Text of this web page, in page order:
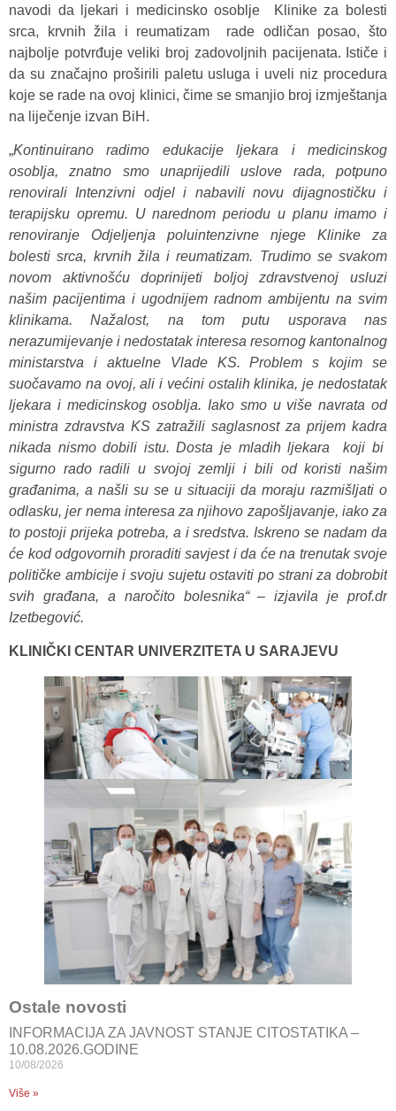
navodi da ljekari i medicinsko osoblje Klinike za bolesti
srca, krvnih žila i reumatizam rade odličan posao, što
najbolje potvrđuje veliki broj zadovoljnih pacijenata. Ističe i
da su značajno proširili paletu usluga i uveli niz procedura
koje se rade na ovoj klinici, čime se smanjio broj izmještanja
na liječenje izvan BiH.
„Kontinuirano radimo edukacije ljekara i medicinskog
osoblja, znatno smo unaprijedili uslove rada, potpuno
renovirali Intenzivni odjel i nabavili novu dijagnostičku i
terapijsku opremu. U narednom periodu u planu imamo i
renoviranje Odjeljenja poluintenzivne njege Klinike za
bolesti srca, krvnih žila i reumatizam. Trudimo se svakom
novom aktivnošću doprinijeti boljoj zdravstvenoj usluzi
našim pacijentima i ugodnijem radnom ambijentu na svim
klinikama. Nažalost, na tom putu usporava nas
nerazumijevanje i nedostatak interesa resornog kantonalnog
ministarstva i aktuelne Vlade KS. Problem s kojim se
suočavamo na ovoj, ali i većini ostalih klinika, je nedostatak
ljekara i medicinskog osoblja. Iako smo u više navrata od
ministra zdravstva KS zatražili saglasnost za prijem kadra
nikada nismo dobili istu. Dosta je mladih ljekara koji bi
sigurno rado radili u svojoj zemlji i bili od koristi našim
građanima, a našli su se u situaciji da moraju razmišljati o
odlasku, jer nema interesa za njihovo zapošljavanje, iako za
to postoji prijeka potreba, a i sredstva. Iskreno se nadam da
će kod odgovornih proraditi savjest i da će na trenutak svoje
političke ambicije i svoju sujetu ostaviti po strani za dobrobit
svih građana, a naročito bolesnika“ – izjavila je prof.dr
Izetbegović.
KLINIČKI CENTAR UNIVERZITETA U SARAJEVU
Ostale novosti
INFORMACIJA ZA JAVNOST STANJE CITOSTATIKA –
10.08.2026.GODINE
10/08/2026
Više »